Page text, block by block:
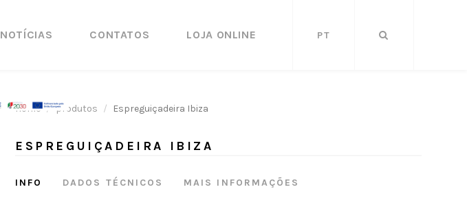
PT
NOTÍCIAS CONTATOS LOJA ONLINE
Home produtos Espreguiçadeira Ibiza
ESPREGUIÇADEIRA IBIZA
INFO DADOS TÉCNICOS MAIS INFORMAÇÕES